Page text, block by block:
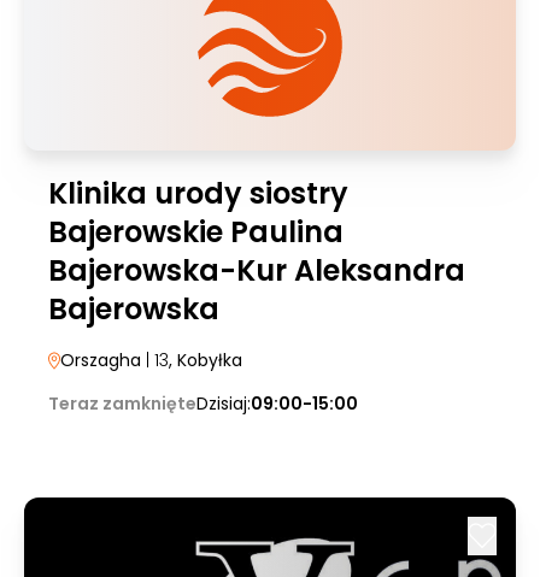
Klinika urody siostry
Bajerowskie Paulina
Bajerowska-Kur Aleksandra
Bajerowska
Orszagha | 13, Kobyłka
Teraz zamknięteDzisiaj:09:00-15:00